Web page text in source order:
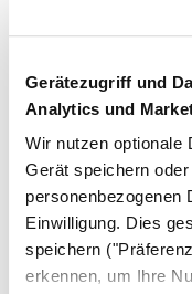
Gerätezugriff und
Analytics und
Wir nutzen optionale
Gerät speichern
personenbezogenen
Einwilligung. Dies
speichern
erkennen, um Ihre